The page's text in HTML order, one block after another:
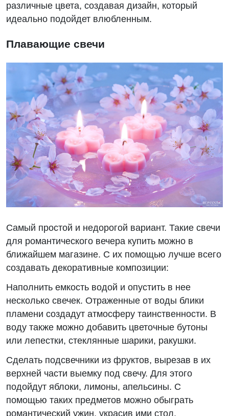
различные цвета, создавая дизайн, который
идеально подойдет влюбленным.
Плавающие свечи
Самый простой и недорогой вариант. Такие свечи
для романтического вечера купить можно в
ближайшем магазине. С их помощью лучше всего
создавать декоративные композиции:
Наполнить емкость водой и опустить в нее
несколько свечек. Отраженные от воды блики
пламени создадут атмосферу таинственности. В
воду также можно добавить цветочные бутоны
или лепестки, стеклянные шарики, ракушки.
Сделать подсвечники из фруктов, вырезав в их
верхней части выемку под свечу. Для этого
подойдут яблоки, лимоны, апельсины. С
помощью таких предметов можно обыграть
романтический ужин, украсив ими стол.